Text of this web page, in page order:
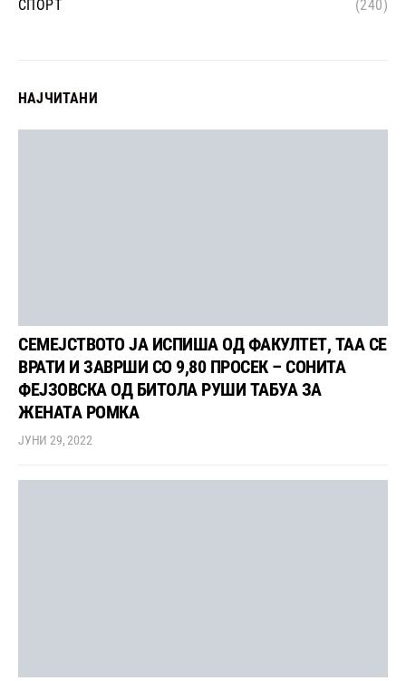
СПОРТ (240)
НАЈЧИТАНИ
СЕМЕЈСТВОТО ЈА ИСПИША ОД ФАКУЛТЕТ, ТАА СЕ
ВРАТИ И ЗАВРШИ СО 9,80 ПРОСЕК – СОНИТА
ФЕЈЗОВСКА ОД БИТОЛА РУШИ ТАБУА ЗА
ЖЕНАТА РОМКА
ЈУНИ 29, 2022